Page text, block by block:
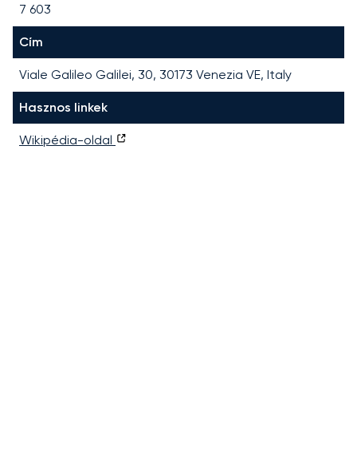
7 603
Cím
Viale Galileo Galilei, 30, 30173 Venezia VE, Italy
Hasznos linkek
Wikipédia-oldal